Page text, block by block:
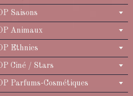
Saisons
Animaux
Ethnies
Ciné / Stars
Parfums-Cosmétiques